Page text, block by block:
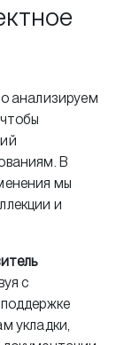
анализируем
В
мы
и
с
укладки,